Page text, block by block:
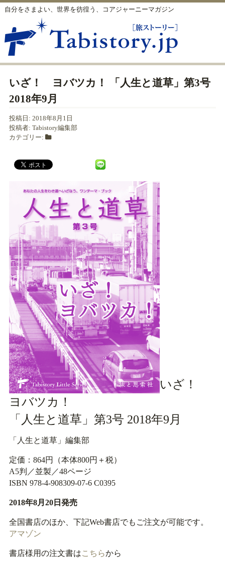
自分をさまよい、世界を彷徨う、コアジャーニーマガジン
いざ！ ヨバツカ！ 「人生と道草」第3号
2018年9月
投稿日: 2018年8月1日
投稿者: Tabistory編集部
カテゴリー:
いざ！
ヨバツカ！
「人生と道草」第3号 2018年9月
「人生と道草」編集部
定価：864円（本体800円＋税）
A5判／並製／48ページ
ISBN 978-4-908309-07-6 C0395
2018年8月20日発売
全国書店のほか、下記Web書店でもご注文が可能です。
アマゾン
書店様用の注文書はこちらから